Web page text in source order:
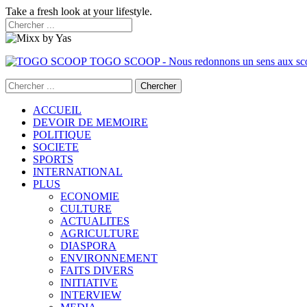
Take a fresh look at your lifestyle.
TOGO SCOOP - Nous redonnons un sens aux
ACCUEIL
DEVOIR DE MEMOIRE
POLITIQUE
SOCIETE
SPORTS
INTERNATIONAL
PLUS
ECONOMIE
CULTURE
ACTUALITES
AGRICULTURE
DIASPORA
ENVIRONNEMENT
FAITS DIVERS
INITIATIVE
INTERVIEW